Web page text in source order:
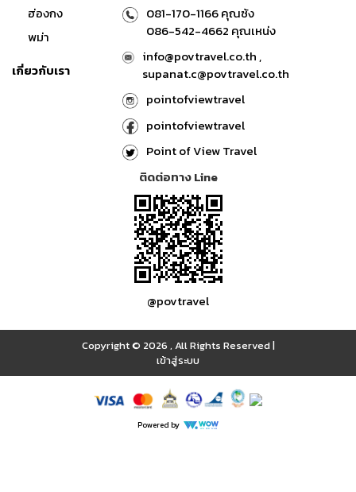
ฮ่องกง
พม่า
เกี่ยวกับเรา
081-170-1166 คุณซ้ง
086-542-4662 คุณเหน่ง
info@povtravel.co.th ,
supanat.c@povtravel.co.th
pointofviewtravel
pointofviewtravel
Point of View Travel
ติดต่อทาง Line
@povtravel
Copyright © 2026 , All Rights Reserved|
เข้าสู่ระบบ
Powered by